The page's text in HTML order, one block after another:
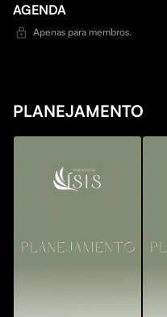
AGENDA
Apenas para membros.
PLANEJAMENTO